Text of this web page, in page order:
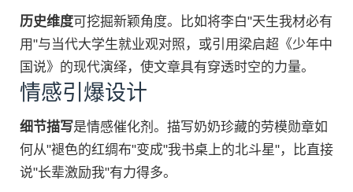
历史维度可挖掘新颖角度。比如将李白"天生我材必有
用"与当代大学生就业观对照，或引用梁启超《少年中
国说》的现代演绎，使文章具有穿透时空的力量。
情感引爆设计
细节描写是情感催化剂。描写奶奶珍藏的劳模勋章如
何从"褪色的红绸布"变成"我书桌上的北斗星"，比直接
说"长辈激励我"有力得多。